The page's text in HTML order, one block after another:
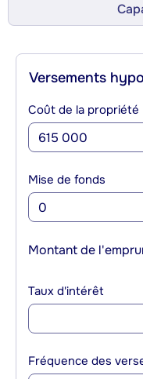
Versements
Coût de la propriété
Mise de fonds
Montant de
Taux d'intérêt
Fréquence des